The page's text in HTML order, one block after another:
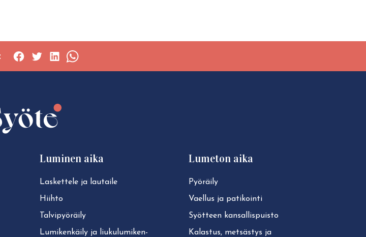
Luminen aika
Laskettele ja lautaile
Hiihto
Tal­vi­pyö­räi­ly
Lu­mi­ken­käi­ly ja liu­ku­lu­mi­ken­
Lumeton aika
Pyöräily
Vaellus ja patikointi
Syötteen kan­sal­lis­puis­to
Kalastus, metsästys ja